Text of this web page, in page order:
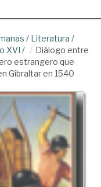
/ Literatura /
XVI /
Diálogo entre
estrangero que
Gibraltar en 1540